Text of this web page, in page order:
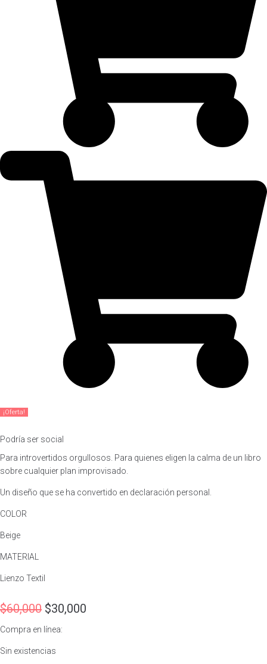
¡Oferta!
Podría ser social
Para introvertidos orgullosos. Para quienes eligen la calma de un libro
sobre cualquier plan improvisado.
Un diseño que se ha convertido en declaración personal.
COLOR
Beige
MATERIAL
Lienzo Textil
$60,000 El
original
era:
$60,000.
$30,000
Compra en línea:
Sin existencias